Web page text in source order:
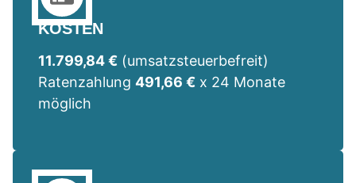
KOSTEN
11.799,84 € (umsatzsteuerbefreit)
Ratenzahlung 491,66 € x 24 Monate
möglich